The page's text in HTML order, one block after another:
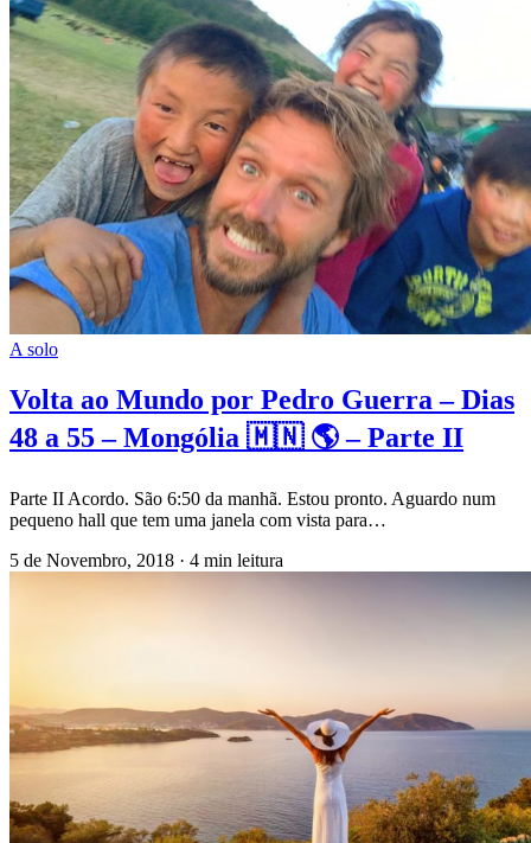
A solo
Volta ao Mundo por Pedro Guerra – Dias
48 a 55 – Mongólia 🇲🇳 🌎 – Parte II
Parte II Acordo. São 6:50 da manhã. Estou pronto. Aguardo num
pequeno hall que tem uma janela com vista para…
5 de Novembro, 2018 · 4 min leitura